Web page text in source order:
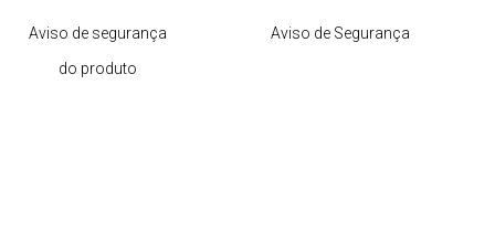
Aviso de segurança
do produto
Aviso de Segurança